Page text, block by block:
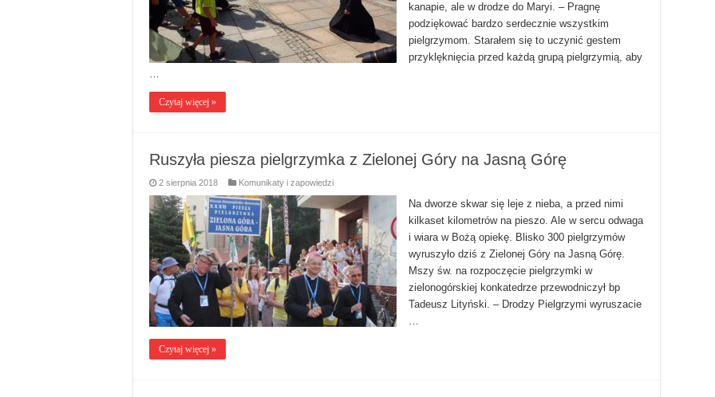
kanapie, ale w drodze do Maryi. – Pragnę
podziękować bardzo serdecznie wszystkim
pielgrzymom. Starałem się to uczynić gestem
przyklęknięcia przed każdą grupą pielgrzymią, aby
…
Czytaj więcej »
Ruszyła piesza pielgrzymka z Zielonej Góry na Jasną Górę
2 sierpnia 2018 Komunikaty i zapowiedzi
Na dworze skwar się leje z nieba, a przed nimi
kilkaset kilometrów na pieszo. Ale w sercu odwaga
i wiara w Bożą opiekę. Blisko 300 pielgrzymów
wyruszyło dziś z Zielonej Góry na Jasną Górę.
Mszy św. na rozpoczęcie pielgrzymki w
zielonogórskiej konkatedrze przewodniczył bp
Tadeusz Lityński. – Drodzy Pielgrzymi wyruszacie
…
Czytaj więcej »